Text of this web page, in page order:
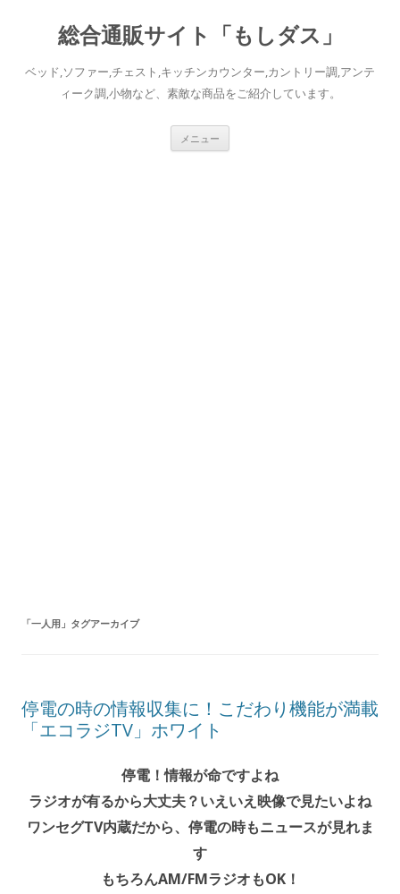
総合通販サイト「もしダス」
ベッド,ソファー,チェスト,キッチンカウンター,カントリー調,アンテ
ィーク調,小物など、素敵な商品をご紹介しています。
メニュー
「一人用 」タグアーカイブ
停電の時の情報収集に！こだわり機能が満載
「エコラジTV」ホワイト
停電！情報が命ですよね
ラジオが有るから大丈夫？いえいえ映像で見たいよね
ワンセグTV内蔵だから、停電の時もニュースが見れま
す
もちろんAM/FMラジオもOK！